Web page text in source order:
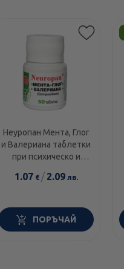
Неуропан Мента, Глог
и Валериана таблетки
при психическо и
натоварване, стрес
1.07 € / 2.09лв.
ПОРЪЧАЙ